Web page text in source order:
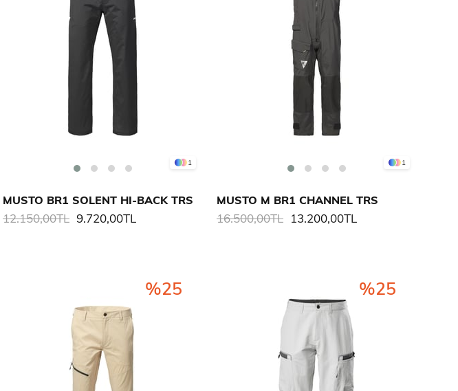
1
MUSTO BR1 SOLENT HI-BACK TRS
9.720,00TL
12.150,00TL
1
MUSTO M BR1 CHANNEL TRS
13.200,00TL
16.500,00TL
%25 %25